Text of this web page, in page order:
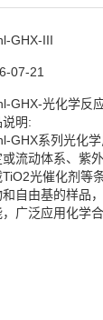
GHX-III
07-21
GHX-光化学反
说明:
GHX系列光化
或流动体系、紫
TiO2光催化剂等
和自由基的样品
，广泛应用化学